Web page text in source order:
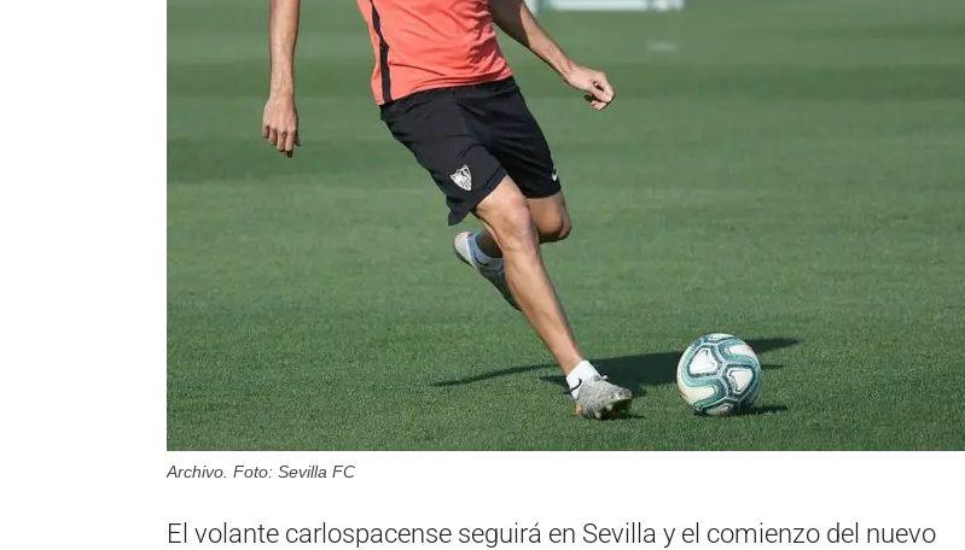
Archivo. Foto: Sevilla FC
El volante carlospacense seguirá en Sevilla y el comienzo del nuevo